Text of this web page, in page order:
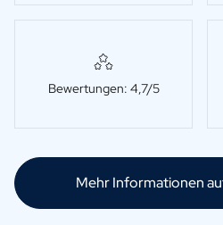
Bewertungen: 4,7/5
Mehr Informationen